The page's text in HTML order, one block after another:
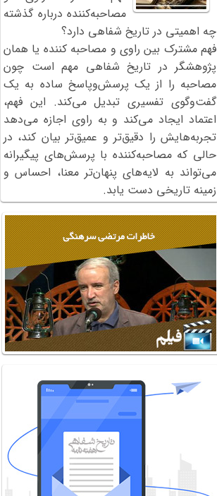
مصاحبه‌کننده درباره گذشته
چه اهمیتی در تاریخ شفاهی دارد؟
فهم مشترک بین راوی و مصاحبه کننده یا همان
پژوهشگر در تاریخ شفاهی مهم است چون
مصاحبه را از یک پرسش‌وپاسخ ساده به یک
گفت‌وگوی تفسیری تبدیل می‌کند. این فهم،
اعتماد ایجاد می‌کند و به راوی اجازه می‌دهد
تجربه‌هایش را دقیق‌تر و عمیق‌تر بیان کند، در
حالی که مصاحبه‌کننده با پرسش‌های پیگیرانه
می‌تواند به لایه‌های پنهان‌تر معنا، احساس و
زمینه تاریخی دست یابد.